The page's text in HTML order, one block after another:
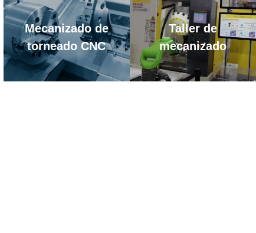
Mecanizado de
torneado CNC
Taller de
mecanizado